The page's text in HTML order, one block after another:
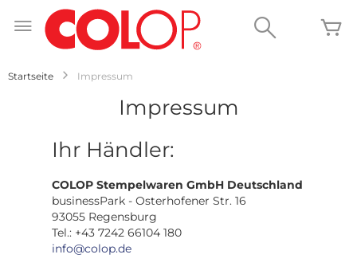
Zum
Inhalt
springen
Startseite Impressum
Impressum
Ihr Händler:
COLOP Stempelwaren GmbH Deutschland
businessPark - Osterhofener Str. 16
93055 Regensburg
Tel.: +43 7242 66104 180
info@colop.de